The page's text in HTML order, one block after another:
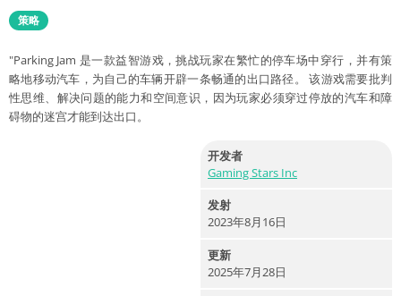
策略
"Parking Jam 是一款益智游戏，挑战玩家在繁忙的停车场中穿行，并有策
略地移动汽车，为自己的车辆开辟一条畅通的出口路径。 该游戏需要批判
性思维、解决问题的能力和空间意识，因为玩家必须穿过停放的汽车和障
碍物的迷宫才能到达出口。
开发者
Gaming Stars Inc
发射
2023年8月16日
更新
2025年7月28日